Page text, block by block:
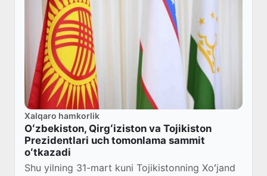
Xalqaro hamkorlik
Oʻzbekiston, Qirgʻiziston va Tojikiston
Prezidentlari uch tomonlama sammit
oʻtkazadi
Shu yilning 31-mart kuni Tojikistonning Xoʻjand